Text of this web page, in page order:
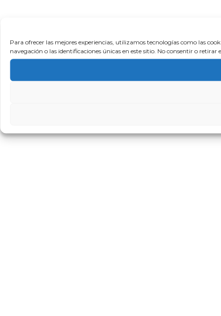
Para ofrecer las mejores experiencias, utilizamos tecnologías como las
navegación o las identificaciones únicas en este sitio. No consentir o